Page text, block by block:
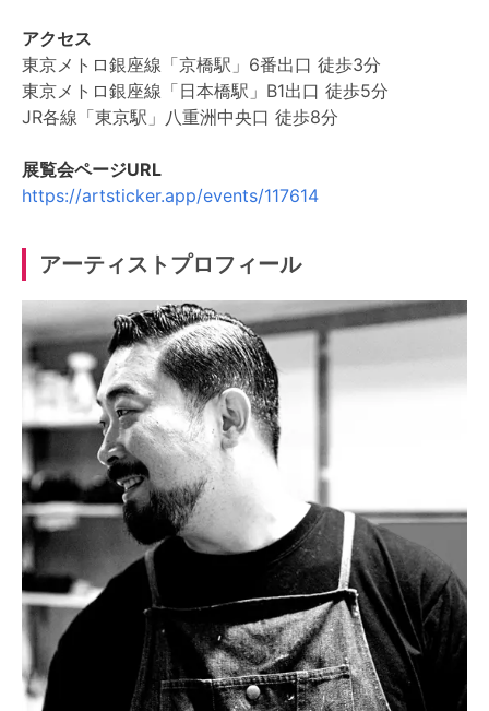
アクセス
東京メトロ銀座線「京橋駅」6番出口 徒歩3分
東京メトロ銀座線「日本橋駅」B1出口 徒歩5分
JR各線「東京駅」八重洲中央口 徒歩8分
展覧会ページURL
https://artsticker.app/events/117614
アーティストプロフィール